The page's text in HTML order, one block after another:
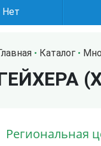
Каталог
Региональная
Нет